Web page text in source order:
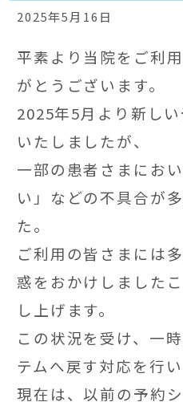
2025年5月16日
平素より当院をご利
がとうございます。
2025年5月より新し
いたしましたが、
一部の患者さまにお
い」などの不具合が
た。
ご利用の皆さまには
惑をおかけしました
し上げます。
この状況を受け、一
テムへ戻す対応を行い
現在は、以前の予約